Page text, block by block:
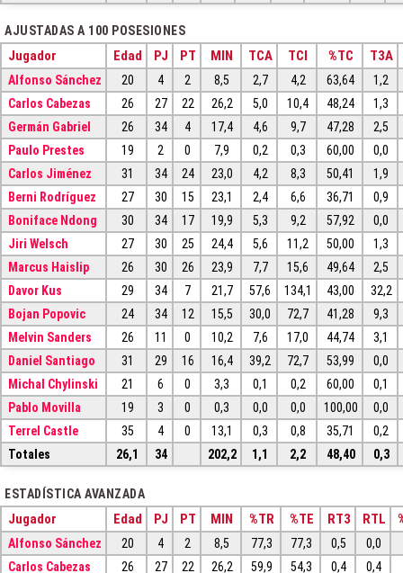
AJUSTADAS A 100 POSESIONES
Jugador Edad PJ PT MIN TCA TCI %TC T3A
Alfonso Sánchez 20 4 2 8,5 2,7 4,2 63,64
1,2
Carlos Cabezas
26 27 22 26,2 5,0 10,4 48,24
1,3
Germán Gabriel
26 34 4 17,4 4,6 9,7 47,28
2,5
Paulo Prestes
19 2 0 7,9 0,2 0,3 60,00
0,0
Carlos Jiménez
31 34 24 23,0 4,2 8,3 50,41
1,9
Berni Rodríguez
27 30 15 23,1 2,4 6,6 36,71
0,9
Boniface Ndong
30 34 17 19,9 5,3 9,2 57,92
0,0
Jiri Welsch
27 30 25 24,4 5,6 11,2 50,00
1,3
Marcus Haislip
26 30 26 23,9 7,7 15,6 49,64
2,5
Davor Kus
29 34 7 21,7 57,6 134,1 43,00
32,2
Bojan Popovic
24 34 12 15,5 30,0 72,7 41,28
9,3
Melvin Sanders
26 11 0 10,2 7,6 17,0 44,74
3,1
Daniel Santiago
31 29 16 16,4 39,2 72,7 53,99
0,0
Michal Chylinski
21 6 0 3,3 0,1 0,2 60,00
0,1
Pablo Movilla
19 3 0 0,3 0,0 0,0 100,00
0,0
Terrel Castle
35 4 0 13,1 0,3 0,8 35,71
0,2
Totales
26,1 34 202,2 1,1 2,2 48,40 0,3
ESTADÍSTICA AVANZADA
Jugador Edad PJ PT MIN %TR %TE RT3 RTL
Alfonso Sánchez 20 4 2 8,5 77,3 77,3 0,5 0,0
Carlos Cabezas
26 27 22 26,2 59,9 54,3 0,4 0,4